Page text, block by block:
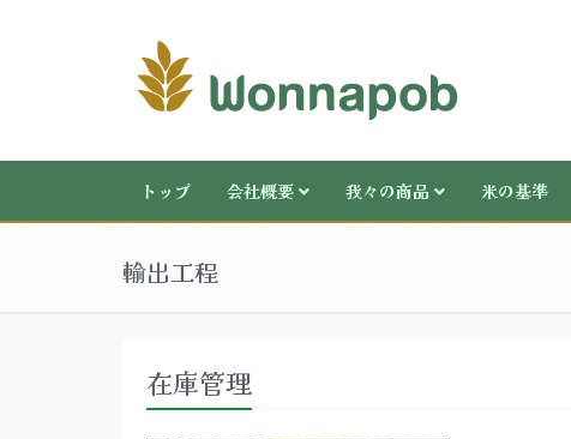
トップ 会社概要 我々の商品 米の基準
輸出工程
在庫管理